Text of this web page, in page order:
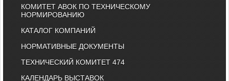
КОМИТЕТ АВОК ПО ТЕХНИЧЕСКОМУ
НОРМИРОВАНИЮ
КАТАЛОГ КОМПАНИЙ
НОРМАТИВНЫЕ ДОКУМЕНТЫ
ТЕХНИЧЕСКИЙ КОМИТЕТ 474
КАЛЕНДАРЬ ВЫСТАВОК